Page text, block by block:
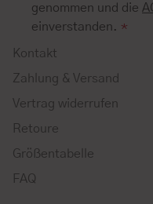
genommen und die
einverstanden. *
Kontakt
Zahlung & Versand
Vertrag widerrufen
Retoure
Größentabelle
FAQ